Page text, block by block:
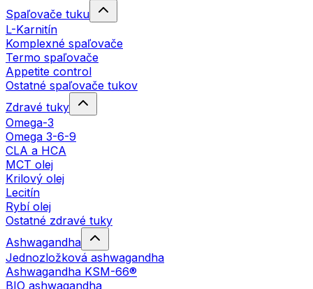
Spaľovače tuku
L-Karnitín
Komplexné spaľovače
Termo spaľovače
Appetite control
Ostatné spaľovače tukov
Zdravé tuky
Omega-3
Omega 3-6-9
CLA a HCA
MCT olej
Krilový olej
Lecitín
Rybí olej
Ostatné zdravé tuky
Ashwagandha
Jednozložková ashwagandha
Ashwagandha KSM-66®
BIO ashwagandha